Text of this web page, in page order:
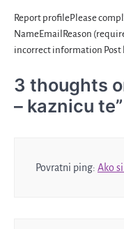
Report profilePlease
NameEmailReason
incorrect information Post
3 thoughts
– kaznicu te”
Povratni ping: Ako